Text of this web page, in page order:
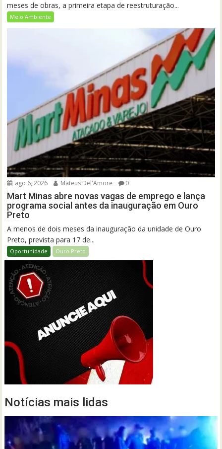
meses de obras, a primeira etapa de reestruturação...
Meio Ambiente
ago 6, 2026 Mateus Del'Amore 0
Mart Minas abre novas vagas de emprego e lança
programa social antes da inauguração em Ouro
Preto
A menos de dois meses da inauguração da unidade de Ouro
Preto, prevista para 17 de...
Oportunidade Ouro Preto
Notícias mais lidas